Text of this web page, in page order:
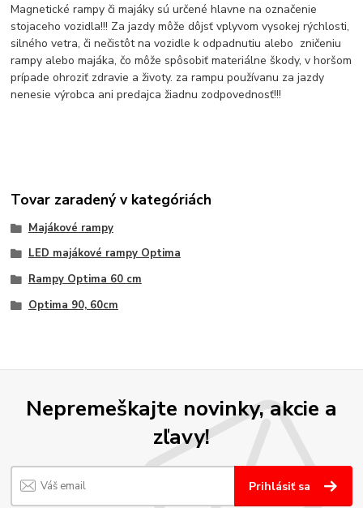
Magnetické rampy či majáky sú určené hlavne na označenie
stojaceho vozidla!!! Za jazdy môže dôjsť vplyvom vysokej rýchlosti,
silného vetra, či nečistôt na vozidle k odpadnutiu alebo zničeniu
rampy alebo majáka, čo môže spôsobiť materiálne škody, v horšom
prípade ohroziť zdravie a životy. za rampu používanu za jazdy
nenesie výrobca ani predajca žiadnu zodpovednosť!!!
Tovar zaradený v kategóriách
Majákové rampy
LED majákové rampy Optima
Rampy Optima 60 cm
Optima 90, 60cm
Nepremeškajte novinky, akcie a
zľavy!
Prihlásiť sa